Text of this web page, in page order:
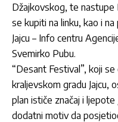
Džajkovskog, te nastupe
se kupiti na linku, kao i
Jajcu – Info centru
Svemirko Pubu.
“Desant Festival”, koji
kraljevskom gradu Jajcu,
plan ističe značaj i ljepote
dodatni motiv da